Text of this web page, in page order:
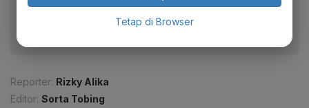
fitur menarik lainnya lewat aplikasi mobile Katadata.
Reporter: Rizky Alika
Editor: Sorta Tobing
Tetap di Browser